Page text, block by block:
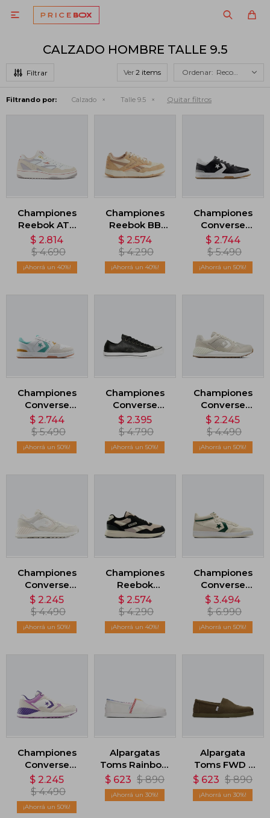

CALZADO HOMBRE TALLE 9.5
Ver Recomendados
Filtrando por: Calzado Talle 9.5 Quitar filtros
Championes
Reebok ATR
Chill 96 -
Beige
$ 2.814
$ 4.690
40
Championes
Reebok BB
4000 II -
Marrón
$ 2.574
$ 4.290
40
Championes
Converse
Lifestyle 1998 -
Negro
$ 2.744
$ 5.490
50
Championes
Converse
Lifestyle 1998 -
Blanco
$ 2.744
$ 5.490
50
Championes
Converse
Chuck Taylor
AS OX - Negro
$ 2.395
$ 4.790
50
Championes
Converse
Wave Trainer -
Beige
$ 2.245
$ 4.490
50
Championes
Converse
Wave Trainer -
Blanco
$ 2.245
$ 4.490
50
Championes
Reebok
GL1100 - Negro
$ 2.574
$ 4.290
40
Championes
Converse
Fastbreak Pro
1000 - Beige
$ 3.494
$ 6.990
50
Championes
Converse
Wave Trainer -
Violeta
$ 2.245
$ 4.490
50
Alpargatas
Toms Rainbow
- Blanco
$ 623 $ 890
30
Alpargata
Toms FWD -
Verde
$ 623 $ 890
30